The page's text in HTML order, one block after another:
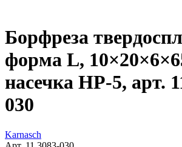
Борфреза
форма L,
насечка HP-5, арт.
030
Karnasch